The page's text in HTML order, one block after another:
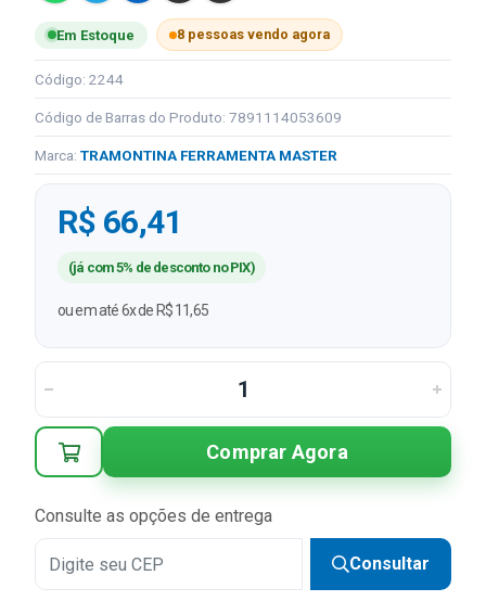
Em Estoque 8 pessoas vendo agora
Código: 2244
Código de Barras do Produto: 7891114053609
Marca: TRAMONTINA FERRAMENTA MASTER
R$ 66,41
(já com 5% de desconto no PIX)
ou em até 6x de R$ 11,65
Comprar Agora
Consulte as opções de entrega
Consultar